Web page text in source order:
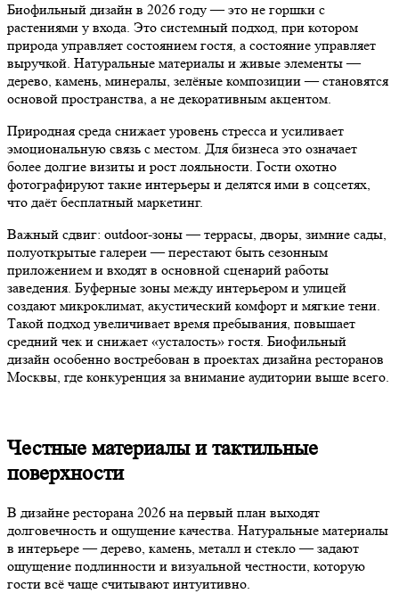
Биофильный дизайн в 2026 году — это не горшки с
растениями у входа. Это системный подход, при котором
природа управляет состоянием гостя, а состояние управляет
выручкой. Натуральные материалы и живые элементы —
дерево, камень, минералы, зелёные композиции — становятся
основой пространства, а не декоративным акцентом.
Природная среда снижает уровень стресса и усиливает
эмоциональную связь с местом. Для бизнеса это означает
более долгие визиты и рост лояльности. Гости охотно
фотографируют такие интерьеры и делятся ими в соцсетях,
что даёт бесплатный маркетинг.
Важный сдвиг: outdoor-зоны — террасы, дворы, зимние сады,
полуоткрытые галереи — перестают быть сезонным
приложением и входят в основной сценарий работы
заведения. Буферные зоны между интерьером и улицей
создают микроклимат, акустический комфорт и мягкие тени.
Такой подход увеличивает время пребывания, повышает
средний чек и снижает «усталость» гостя. Биофильный
дизайн особенно востребован в проектах дизайна ресторанов
Москвы, где конкуренция за внимание аудитории выше всего.
Честные материалы и тактильные
поверхности
В дизайне ресторана 2026 на первый план выходят
долговечность и ощущение качества. Натуральные материалы
в интерьере — дерево, камень, металл и стекло — задают
ощущение подлинности и визуальной честности, которую
гости всё чаще считывают интуитивно.